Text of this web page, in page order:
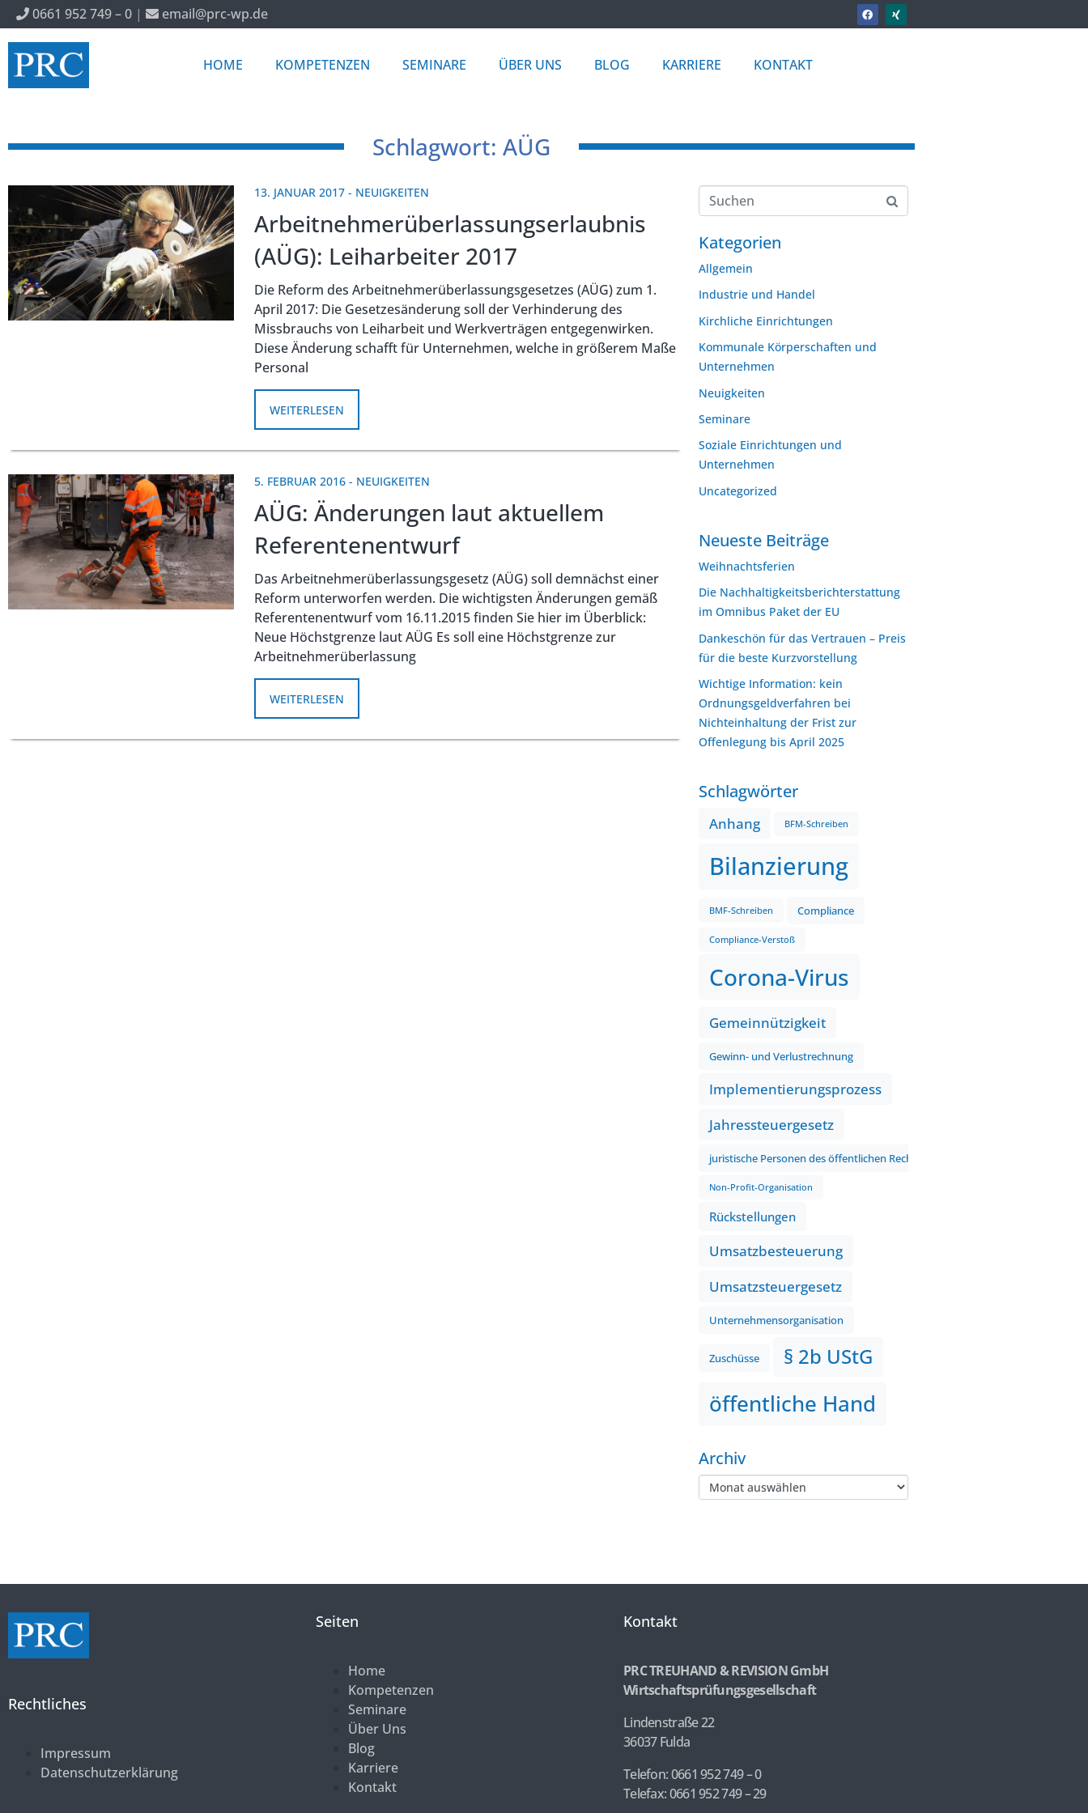
0661 952 749 – 0 | email@prc-wp.de
HOME KOMPETENZEN SEMINARE ÜBER UNS BLOG KARRIERE KONTAKT
Schlagwort: AÜG
13. JANUAR 2017 - NEUIGKEITEN
Arbeitnehmerüberlassungserlaubnis
(AÜG): Leiharbeiter 2017
Die Reform des Arbeitnehmerüberlassungsgesetzes (AÜG) zum 1.
April 2017: Die Gesetzesänderung soll der Verhinderung des
Missbrauchs von Leiharbeit und Werkverträgen entgegenwirken.
Diese Änderung schafft für Unternehmen, welche in größerem Maße
Personal
WEITERLESEN
5. FEBRUAR 2016 - NEUIGKEITEN
AÜG: Änderungen laut aktuellem
Referentenentwurf
Das Arbeitnehmerüberlassungsgesetz (AÜG) soll demnächst einer
Reform unterworfen werden. Die wichtigsten Änderungen gemäß
Referentenentwurf vom 16.11.2015 finden Sie hier im Überblick:
Neue Höchstgrenze laut AÜG Es soll eine Höchstgrenze zur
Arbeitnehmerüberlassung
WEITERLESEN
Kategorien
Allgemein
Industrie und Handel
Kirchliche Einrichtungen
Kommunale Körperschaften und
Unternehmen
Neuigkeiten
Seminare
Soziale Einrichtungen und
Unternehmen
Uncategorized
Neueste Beiträge
Weihnachtsferien
Die Nachhaltigkeitsberichterstattung
im Omnibus Paket der EU
Dankeschön für das Vertrauen – Preis
für die beste Kurzvorstellung
Wichtige Information: kein
Ordnungsgeldverfahren bei
Nichteinhaltung der Frist zur
Offenlegung bis April 2025
Schlagwörter
Anhang BFM-Schreiben
Bilanzierung
BMF-Schreiben Compliance
Compliance-Verstoß
Corona-Virus
Gemeinnützigkeit
Gewinn- und Verlustrechnung
Implementierungsprozess
Jahressteuergesetz
juristische Personen des öffentlichen Rechts
Non-Profit-Organisation
Rückstellungen
Umsatzbesteuerung
Umsatzsteuergesetz
Unternehmensorganisation
Zuschüsse § 2b UStG
öffentliche Hand
Archiv
Rechtliches
Impressum
Datenschutzerklärung
Seiten
Home
Kompetenzen
Seminare
Über Uns
Blog
Karriere
Kontakt
Kontakt
PRC TREUHAND & REVISION GmbH
Wirtschaftsprüfungsgesellschaft
Lindenstraße 22
36037 Fulda
Telefon: 0661 952 749 – 0
Telefax: 0661 952 749 – 29